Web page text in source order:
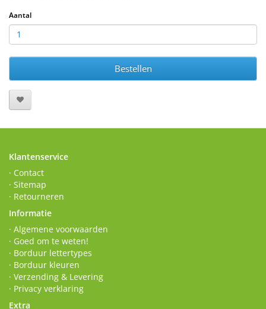
Aantal
Bestellen
Klantenservice
· Contact
· Sitemap
· Retourneren
Informatie
· Algemene voorwaarden
· Goed om te weten!
· Borduur lettertypes
· Borduur kleuren
· Verzending & Levering
· Privacy verklaring
Extra